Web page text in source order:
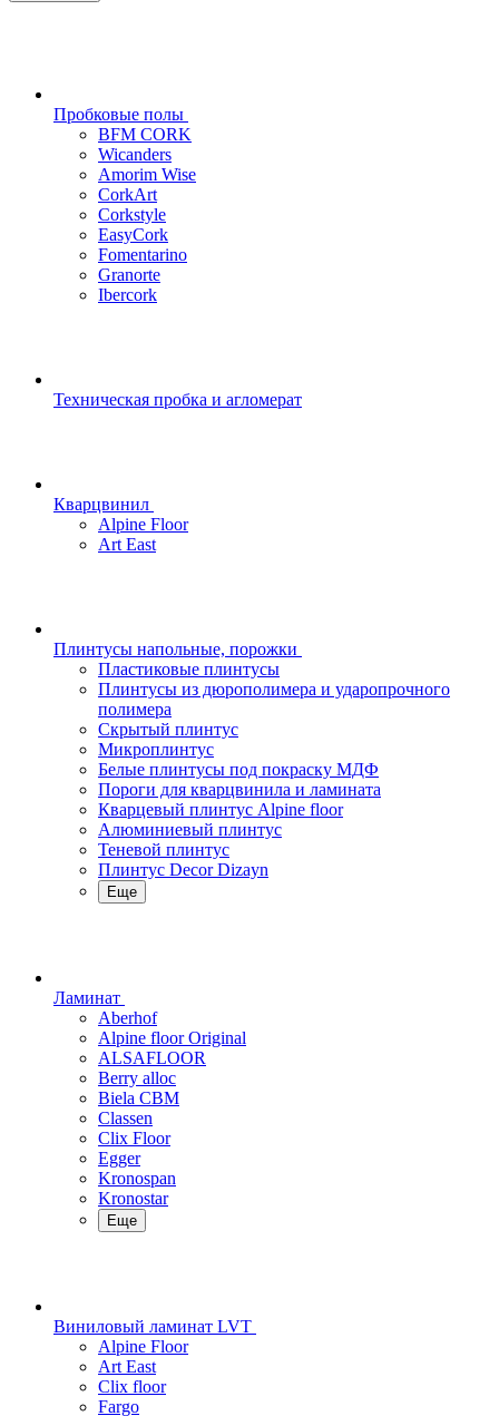
Пробковые полы
BFM CORK
Wicanders
Amorim Wise
CorkArt
Corkstyle
EasyCork
Fomentarino
Granorte
Ibercork
Техническая пробка и агломерат
Кварцвинил
Alpine Floor
Art East
Плинтусы напольные, порожки
Пластиковые плинтусы
Плинтусы из дюрополимера и ударопрочного
полимера
Скрытый плинтус
Микроплинтус
Белые плинтусы под покраску МДФ
Пороги для кварцвинила и ламината
Кварцевый плинтус Alpine floor
Алюминиевый плинтус
Теневой плинтус
Плинтус Decor Dizayn
Еще
Ламинат
Aberhof
Alpine floor Original
ALSAFLOOR
Berry alloc
Biela CBM
Classen
Clix Floor
Egger
Kronospan
Kronostar
Еще
Виниловый ламинат LVT
Alpine Floor
Art East
Clix floor
Fargo